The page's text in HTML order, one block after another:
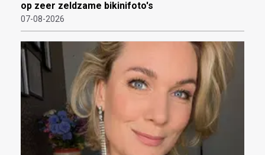
op zeer zeldzame bikinifoto's
07-08-2026